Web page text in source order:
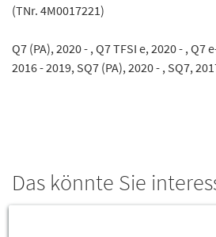
(TNr. 4M0017221)
Q7 (PA), 2020 - , Q7 TFSI e, 2020 - , Q7
2016 - 2019, SQ7 (PA), 2020 - , SQ7,
Das könnte Sie